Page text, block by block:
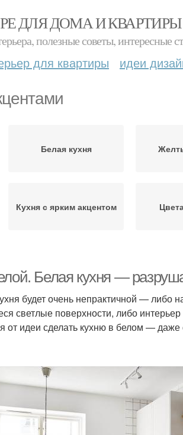
ДЛЯ ДОМА И КВАРТИРЫ
полезные советы, интересные
для квартиры идеи
Белая кухня
Кухня с ярким акцентом
Белая кухня —
будет очень непрактичной — либо
светлые поверхности, либо
идеи сделать кухню в белом — даже